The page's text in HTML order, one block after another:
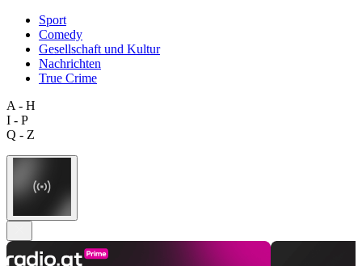
Sport
Comedy
Gesellschaft und Kultur
Nachrichten
True Crime
A - H
I - P
Q - Z